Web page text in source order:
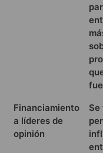
Financiamiento
a líderes de
opinión
Se